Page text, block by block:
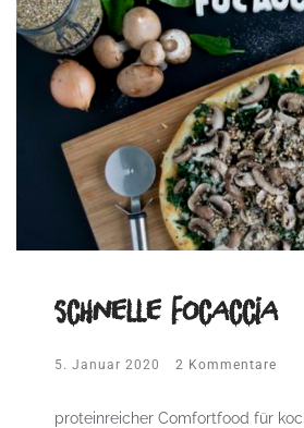
schnelle Focaccia
5. Januar 2020 2 Kommentare
proteinreicher Comfortfood für